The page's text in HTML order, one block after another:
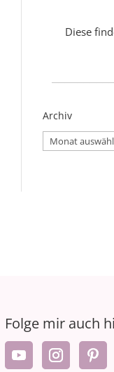
Diese
Archiv
Archiv
Folge mir auch